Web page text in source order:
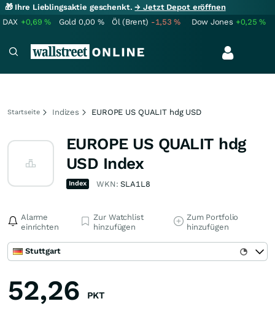
🎁 Ihre Lieblingsaktie geschenkt.→ Jetzt Depot eröffnen
DAX +0,69% Gold 0,00 % Öl (Brent) -1,53% Dow Jones +0,25%
Startseite Indizes EUROPE US QUALIT hdg USD
EUROPE US QUALIT hdg
USD Index
Index WKN:SLA1L8
Alarme
einrichten
Zur Watchlist
hinzufügen
Zum Portfolio
hinzufügen
Stuttgart
52,26 PKT